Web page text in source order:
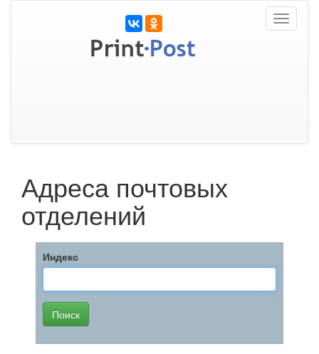
Toggle
Адреса почтовых
отделений
Индекс